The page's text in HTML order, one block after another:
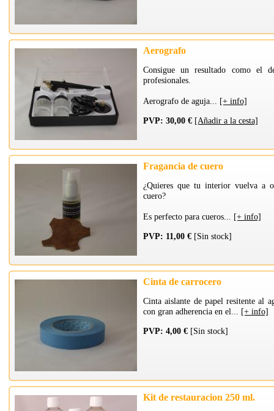
Aerografo
Consigue un resultado como el
profesionales.
Aerografo de aguja... [+ info]
PVP: 30,00 € [Añadir a la cesta]
Fragancia de cuero
¿Quieres que tu interior vuelva a
cuero?
Es perfecto para cueros... [+ info]
PVP: 11,00 € [Sin stock]
Cinta de carrocero
Cinta aislante de papel resitente al
con gran adherencia en el... [+ info]
PVP: 4,00 € [Sin stock]
Kit de restauracion 250 ml.